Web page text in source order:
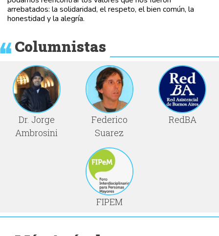
arrebatados: la solidaridad, el respeto, el bien común, la
honestidad y la alegría.
Columnistas
Dr. Jorge
Ambrosini
Federico
Suarez
RedBA
FIPEM